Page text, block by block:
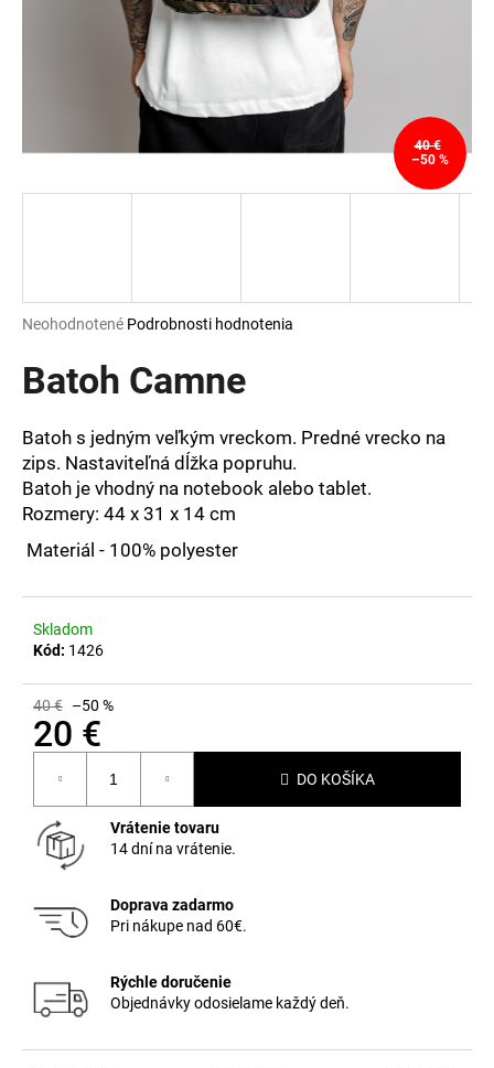
Priemerné
produktu
je
z
5
hviezdičiek.
Neohodnotené Podrobnosti hodnotenia
Batoh Camne
Batoh s jedným veľkým vreckom. Predné vrecko na
zips. Nastaviteľná dĺžka popruhu.
Batoh je vhodný na notebook alebo tablet.
Rozmery: 44 x 31 x 14 cm
Materiál - 100% polyester
Skladom
Kód: 1426
40 € –50 %
20 €
cena:
DO KOŠÍKA
Vrátenie tovaru
14 dní na vrátenie.
Doprava zadarmo
Pri nákupe nad 60€.
Rýchle doručenie
Objednávky odosielame každý deň.
40 €
–50 %
d
p
o
r
ú
č
a
m